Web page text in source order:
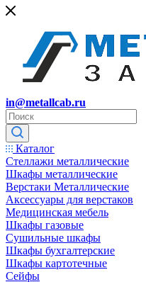
in@metallcab.ru
Каталог
Стеллажи металлические
Шкафы металлические
Верстаки Металлические
Аксессуары для верстаков
Медицинская мебель
Шкафы газовые
Сушильные шкафы
Шкафы бухгалтерские
Шкафы картотечные
Сейфы